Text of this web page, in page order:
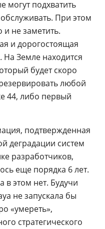
могут подхватить
При этом
не заметить.
и дорогостоящая
На Земле находится
будет скоро
любой
44, либо первый 
подтвержденная
деградации систем
разработчиков,
еще порядка 6 лет.
в этом нет. Будучи
не запускала бы
«умереть»,
стратегического